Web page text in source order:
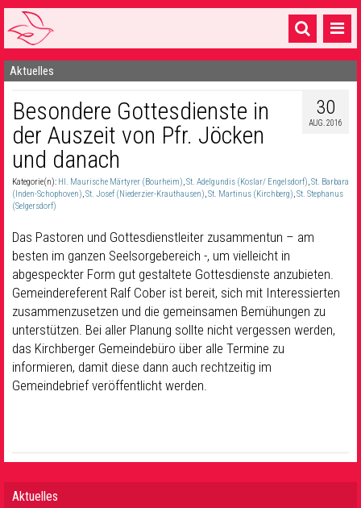
Startseite
1 Pfarrei
16 Gemeinden & mehr
Gottesdienste & Sinnsuche
Sakramente & Feste
Gemeinschaft & Soziales
Musik& Kultur
Seelsorge & Kontakt
Aktuelles
30
AUG. 2016
Besondere Gottesdienste in
der Auszeit von Pfr. Jöcken
und danach
Kategorie(n): Hl. Maurische Märtyrer (Bourheim),St. Adelgundis (Koslar/ Engelsdorf),St. Barbara
(Inden-Schophoven),St. Josef (Niederzier-Krauthausen),St. Martinus (Kirchberg),St. Stephanus
(Selgersdorf)
Das Pastoren und Gottesdienstleiter zusammentun – am
besten im ganzen Seelsorgebereich -, um vielleicht in
abgespeckter Form gut gestaltete Gottesdienste anzubieten.
Gemeindereferent Ralf Cober ist bereit, sich mit Interessierten
zusammenzusetzen und die gemeinsamen Bemühungen zu
unterstützen. Bei aller Planung sollte nicht vergessen werden,
das Kirchberger Gemeindebüro über alle Termine zu
informieren, damit diese dann auch rechtzeitig im
Gemeindebrief veröffentlicht werden.
Aktuelles